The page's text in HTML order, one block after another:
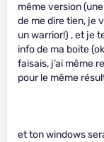
même version
de me dire tien, je
un warrior!) , et je
info de ma boite
faisais, j’ai même
pour le même
et ton windows